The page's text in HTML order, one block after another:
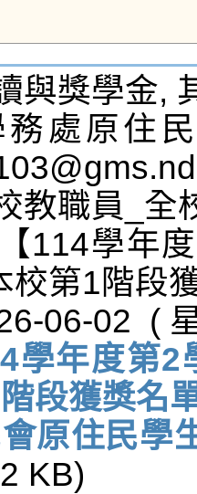
與獎學金,
處原住
教職員_全
114學年
校第1階段
06-02  (
學年度第2
段獲獎名
原住民學
KB)